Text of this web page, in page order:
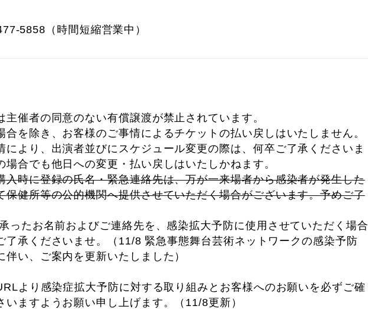
5858（時間短縮営業中）
催者の同意のない有償譲渡が禁止されています。
を除き、お客様のご事情によるチケットの払い戻しはいたしません。
より、出演者並びにスケジュール変更の際は、何卒ご了承くださいま
場合でも他日への変更・払い戻しはいたしかねます。
時に登録の氏名・緊急連絡先は、万が一来場者から感染者が発生した
保健所等の公的機関へ提供させていただく場合がございます。予めご了
ったお名前およびご連絡先を、感染拡大予防に使用させていただく場合
了承くださいませ。（11/8 緊急事態舞台芸術ネットワークの感染予防
い、ご案内を更新いたしました）
より感染症拡大予防に対する取り組みとお客様へのお願いを必ずご確
いますようお願い申し上げます。（11/8更新）